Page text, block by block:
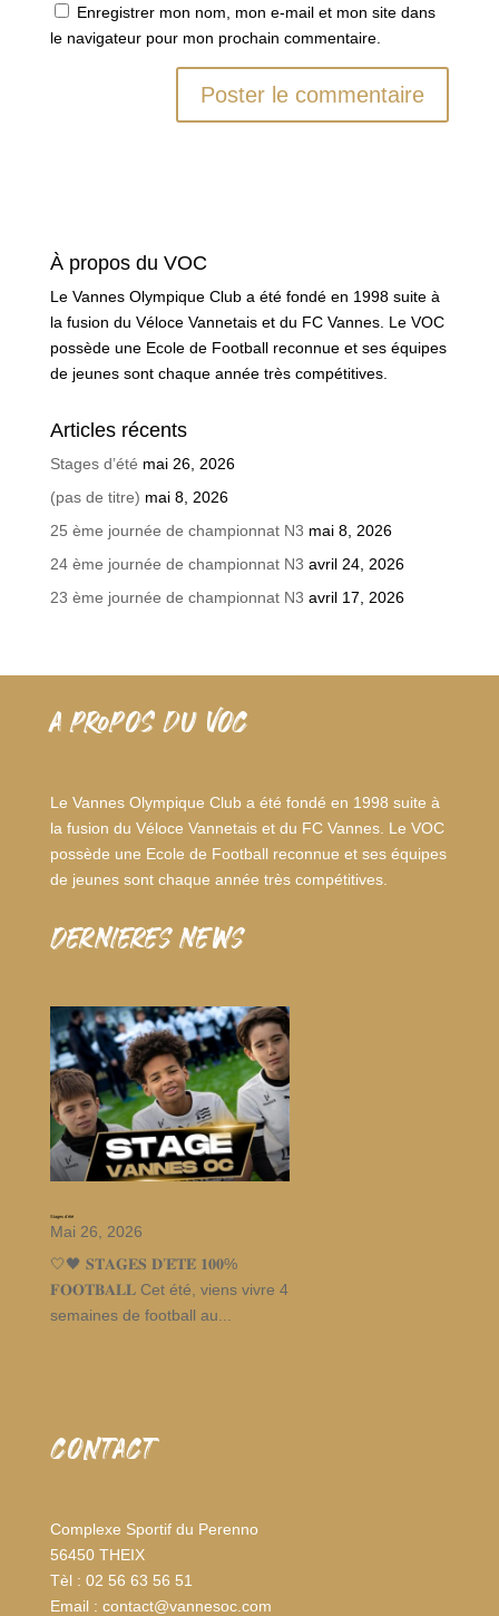
Enregistrer mon nom, mon e-mail et mon site dans
le navigateur pour mon prochain commentaire.
À propos du VOC
Le Vannes Olympique Club a été fondé en 1998 suite à
la fusion du Véloce Vannetais et du FC Vannes. Le VOC
possède une Ecole de Football reconnue et ses équipes
de jeunes sont chaque année très compétitives.
Articles récents
Stages d’été mai 26, 2026
(pas de titre) mai 8, 2026
25 ème journée de championnat N3 mai 8, 2026
24 ème journée de championnat N3 avril 24, 2026
23 ème journée de championnat N3 avril 17, 2026
A PROPOS DU VOC
Le Vannes Olympique Club a été fondé en 1998 suite à
la fusion du Véloce Vannetais et du FC Vannes. Le VOC
possède une Ecole de Football reconnue et ses équipes
de jeunes sont chaque année très compétitives.
dernieres news
Stages d’été
Mai 26, 2026
🤍🖤 𝐒𝐓𝐀𝐆𝐄𝐒 𝐃’𝐄́𝐓𝐄́ 𝟏𝟎𝟎%
𝐅𝐎𝐎𝐓𝐁𝐀𝐋𝐋 Cet été, viens vivre 4
semaines de football au...
CONTACT
Complexe Sportif du Perenno
56450 THEIX
Tèl : 02 56 63 56 51
Email : contact@vannesoc.com